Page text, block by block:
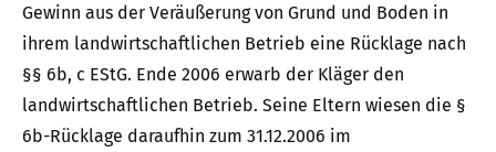
Gewinn aus der Veräußerung von Grund und Boden in
ihrem landwirtschaftlichen Betrieb eine Rücklage nach
§§ 6b, c EStG. Ende 2006 erwarb der Kläger den
landwirtschaftlichen Betrieb. Seine Eltern wiesen die §
6b-Rücklage daraufhin zum 31.12.2006 im